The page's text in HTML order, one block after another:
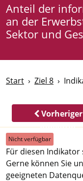
Anteil der
an der
Sektor und
Start Ziel 8
Vorheriger
Indikator
Nicht verfügbar
Für diesen
Gerne können Sie
geeigneten